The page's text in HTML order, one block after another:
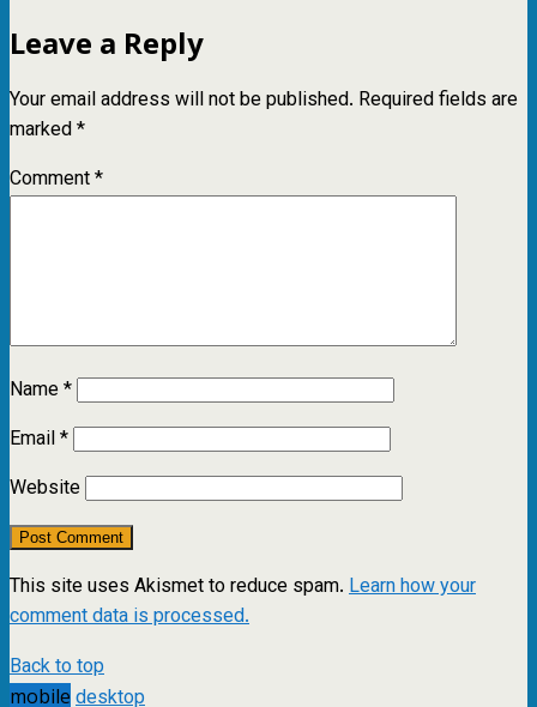
Leave a Reply
Your email address will not be published. Required fields are
marked*
Comment*
Name*
Email*
Website
This site uses Akismet to reduce spam. Learn how your
comment data is processed.
Back to top
mobile desktop